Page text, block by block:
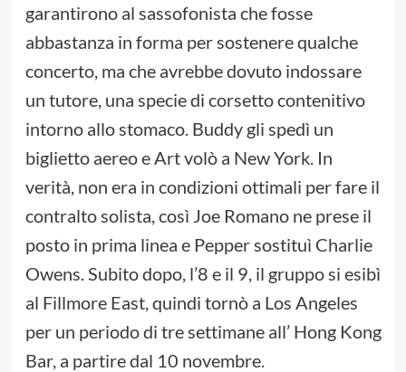
garantirono al sassofonista che fosse
abbastanza in forma per sostenere qualche
concerto, ma che avrebbe dovuto indossare
un tutore, una specie di corsetto contenitivo
intorno allo stomaco. Buddy gli spedì un
biglietto aereo e Art volò a New York. In
verità, non era in condizioni ottimali per fare il
contralto solista, così Joe Romano ne prese il
posto in prima linea e Pepper sostituì Charlie
Owens. Subito dopo, l’8 e il 9, il gruppo si esibì
al Fillmore East, quindi tornò a Los Angeles
per un periodo di tre settimane all’ Hong Kong
Bar, a partire dal 10 novembre.